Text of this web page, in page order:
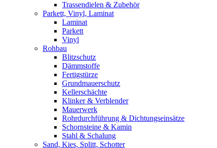
Trassendielen & Zubehör
Parkett, Vinyl, Laminat
Laminat
Parkett
Vinyl
Rohbau
Blitzschutz
Dämmstoffe
Fertigstürze
Grundmauerschutz
Kellerschächte
Klinker & Verblender
Mauerwerk
Rohrdurchführung & Dichtungseinsätze
Schornsteine & Kamin
Stahl & Schalung
Sand, Kies, Splitt, Schotter